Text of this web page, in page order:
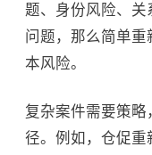
题、身份风险、
问题，那么简单
本风险。
复杂案件需要策
径。例如，仓促重